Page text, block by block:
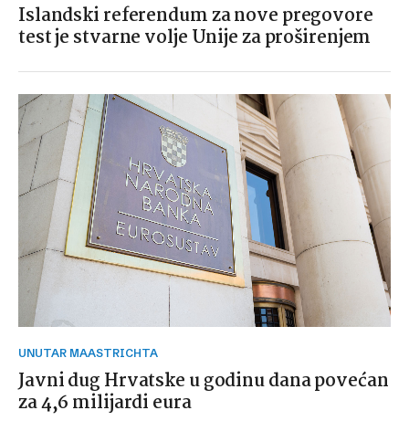
Islandski referendum za nove pregovore
test je stvarne volje Unije za proširenjem
UNUTAR MAASTRICHTA
Javni dug Hrvatske u godinu dana povećan
za 4,6 milijardi eura